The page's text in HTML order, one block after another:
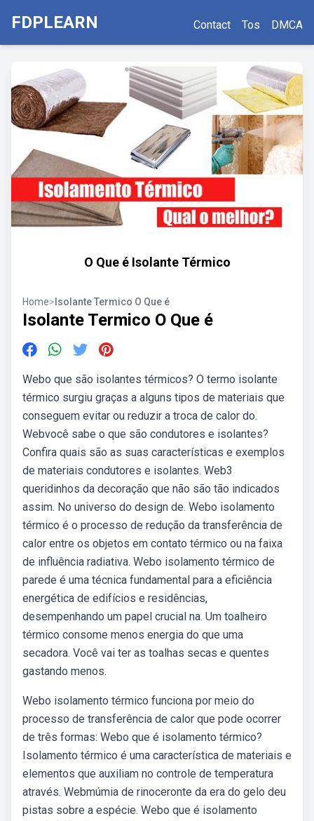
FDPLEARN Contact Tos DMCA
O Que é Isolante Térmico
Home> Isolante Termico O Que é
Isolante Termico O Que é
Webo que são isolantes térmicos? O termo isolante
térmico surgiu graças a alguns tipos de materiais que
conseguem evitar ou reduzir a troca de calor do.
Webvocê sabe o que são condutores e isolantes?
Confira quais são as suas características e exemplos
de materiais condutores e isolantes. Web3
queridinhos da decoração que não são tão indicados
assim. No universo do design de. Webo isolamento
térmico é o processo de redução da transferência de
calor entre os objetos em contato térmico ou na faixa
de influência radiativa. Webo isolamento térmico de
parede é uma técnica fundamental para a eficiência
energética de edifícios e residências,
desempenhando um papel crucial na. Um toalheiro
térmico consome menos energia do que uma
secadora. Você vai ter as toalhas secas e quentes
gastando menos.
Webo isolamento térmico funciona por meio do
processo de transferência de calor que pode ocorrer
de três formas: Webo que é isolamento térmico?
Isolamento térmico é uma característica de materiais e
elementos que auxiliam no controle de temperatura
através. Webmúmia de rinoceronte da era do gelo deu
pistas sobre a espécie. Webo que é isolamento